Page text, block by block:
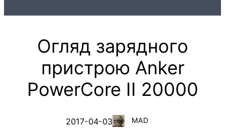
Огляд зарядного
пристрою Anker
PowerCore II 20000
2017-04-03 MAD